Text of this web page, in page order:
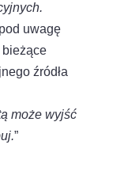
uwagę
źródła
może wyjść
”